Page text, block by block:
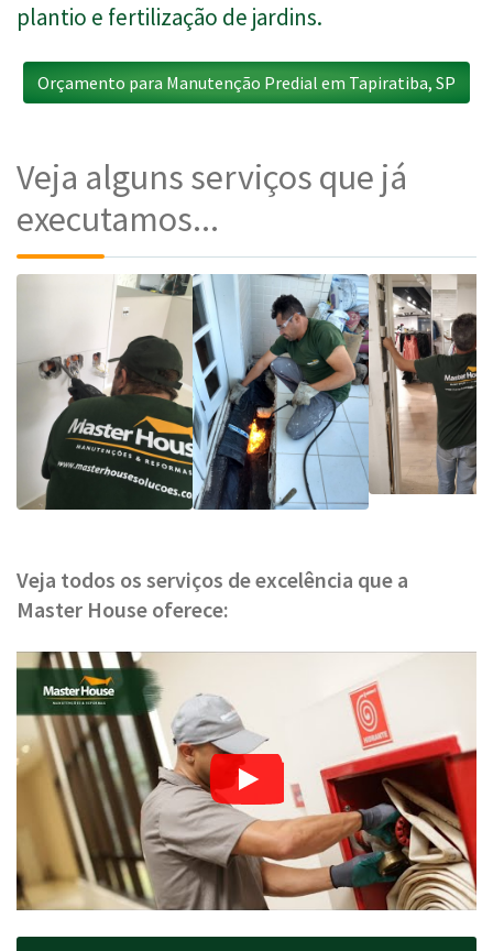
plantio e fertilização de jardins.
Orçamento para Manutenção Predial em Tapiratiba, SP
Veja alguns serviços que já
executamos...
Veja todos os serviços de excelência que a
Master House oferece: